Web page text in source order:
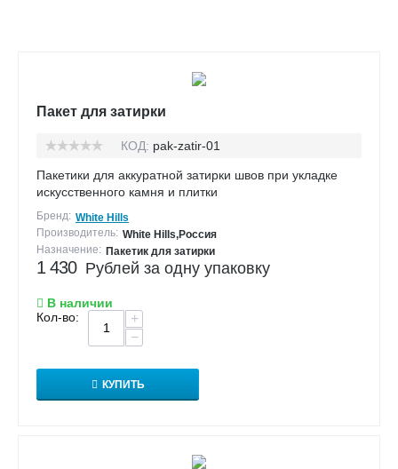
Пакет для затирки
КОД: pak-zatir-01
Пакетики для аккуратной затирки швов при укладке
искусственного камня и плитки
Бренд: White Hills
Производитель: White Hills,Россия
Назначение: Пакетик для затирки
1 430 Рублей за одну упаковку
В наличии
Кол-во:
+
−
КУПИТЬ